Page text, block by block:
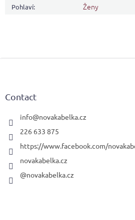
Pohlaví: Ženy
Contact
info@novakabelka.cz
226 633 875
https://www.facebook.com/
novakabelka.cz
@novakabelka.cz